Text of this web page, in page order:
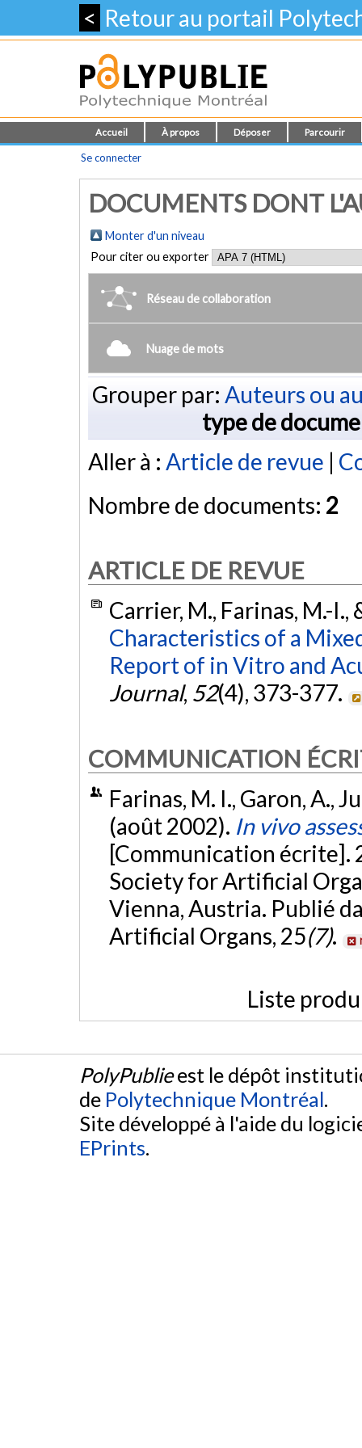
< Retour au portail
Accueil À propos Déposer Parcourir
Se connecter
DOCUMENTS DONT
Monter d'un niveau
Pour citer ou exporter
Réseau de collaboration
Nuage de mots
Grouper par: Auteurs ou
type de
Aller à : Article de revue |
Nombre de documents: 2
ARTICLE DE REVUE
Carrier, M., Farinas, M.-I.,
Characteristics of a
Report of in Vitro and
Journal, 52(4), 373-377.
COMMUNICATION
Farinas, M. I., Garon, A.,
(août 2002). In vivo
[Communication écrite].
Society for Artificial
Vienna, Austria. Publié
Artificial Organs, 25(7).
Liste
PolyPublieest le dépôt
de Polytechnique Montréal.
Site développé à l'aide du
EPrints.